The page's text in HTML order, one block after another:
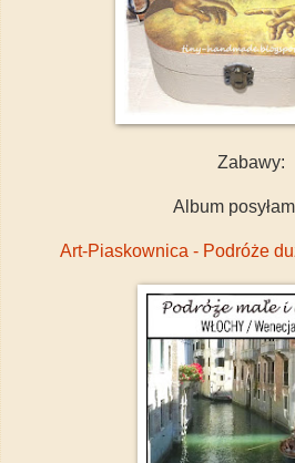
Zabawy:
Album
Art-Piaskownica - Podróże